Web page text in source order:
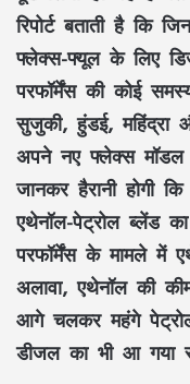
रिपोर्ट बताती है कि
फ्लेक्स-फ्यूल के लिए
परफॉर्मेंस की कोई
सुजुकी, हुंडई, महिंद्रा
अपने नए फ्लेक्स मॉडल
जानकर हैरानी होगी
एथेनॉल-पेट्रोल ब्लेंड
परफॉर्मेंस के मामले में
अलावा, एथेनॉल की
आगे चलकर महंगे
डीजल का भी आ गया